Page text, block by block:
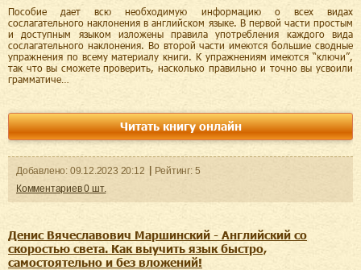
Пособие дает всю необходимую информацию о всех видах
сослагательного наклонения в английском языке. В первой части простым
и доступным языком изложены правила употребления каждого вида
сослагательного наклонения. Во второй части имеются большие сводные
упражнения по всему материалу книги. К упражнениям имеются “ключи”,
так что вы сможете проверить, насколько правильно и точно вы усвоили
грамматиче…
Читать книгу онлайн
Добавленo: 09.12.2023 20:12 Рейтинг: 5
Комментариев0 шт.
Денис Вячеславович Маршинский - Английский со
скоростью света. Как выучить язык быстро,
самостоятельно и без вложений!